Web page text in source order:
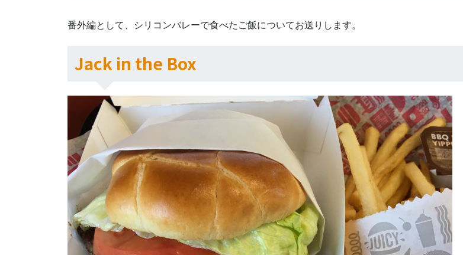
番外編として、シリコンバレーで食べたご飯についてお送りします。
Jack in the Box